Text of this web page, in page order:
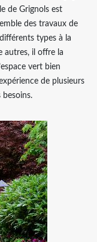
de Grignols est
des travaux de
types à la
autres, il offre la
vert bien
de plusieurs
besoins.